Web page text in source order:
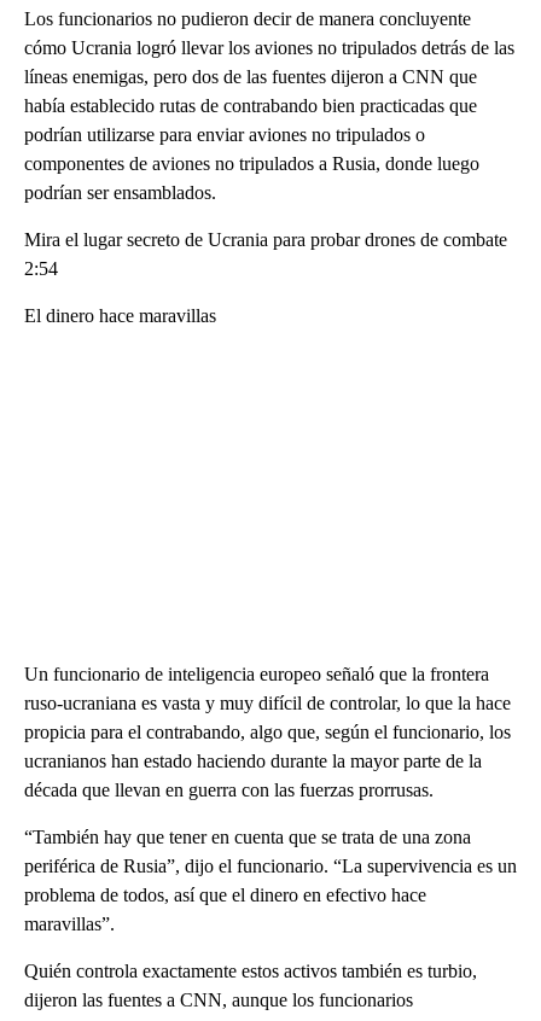
Los funcionarios no pudieron decir de manera concluyente
cómo Ucrania logró llevar los aviones no tripulados detrás de las
líneas enemigas, pero dos de las fuentes dijeron a CNN que
había establecido rutas de contrabando bien practicadas que
podrían utilizarse para enviar aviones no tripulados o
componentes de aviones no tripulados a Rusia, donde luego
podrían ser ensamblados.
Mira el lugar secreto de Ucrania para probar drones de combate
2:54
El dinero hace maravillas
Un funcionario de inteligencia europeo señaló que la frontera
ruso-ucraniana es vasta y muy difícil de controlar, lo que la hace
propicia para el contrabando, algo que, según el funcionario, los
ucranianos han estado haciendo durante la mayor parte de la
década que llevan en guerra con las fuerzas prorrusas.
“También hay que tener en cuenta que se trata de una zona
periférica de Rusia”, dijo el funcionario. “La supervivencia es un
problema de todos, así que el dinero en efectivo hace
maravillas”.
Quién controla exactamente estos activos también es turbio,
dijeron las fuentes a CNN, aunque los funcionarios